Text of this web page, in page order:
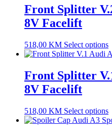
Front Splitter
8V Facelift
518,00 KM Select options
Front Splitter
8V Facelift
518,00 KM Select options